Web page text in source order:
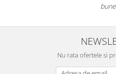
pentru
Nu rata ofertele si